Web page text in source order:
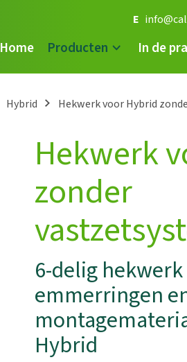
E
Home Producten In de
Hybrid Hekwerk voor Hybrid
Hekwerk
zonder
6-delig
emmerringen
Hybrid